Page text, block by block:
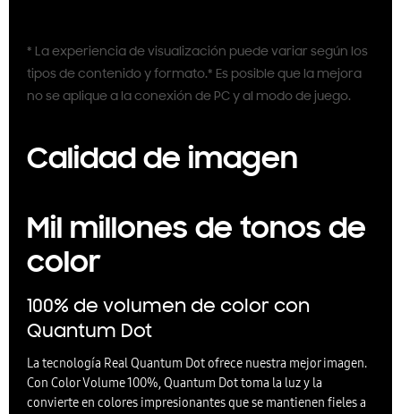
* La experiencia de visualización puede variar según los
tipos de contenido y formato.* Es posible que la mejora
no se aplique a la conexión de PC y al modo de juego.
Calidad de imagen
Mil millones de tonos de
color
100% de volumen de color con
Quantum Dot
La tecnología Real Quantum Dot ofrece nuestra mejor imagen.
Con Color Volume 100%, Quantum Dot toma la luz y la
convierte en colores impresionantes que se mantienen fieles a